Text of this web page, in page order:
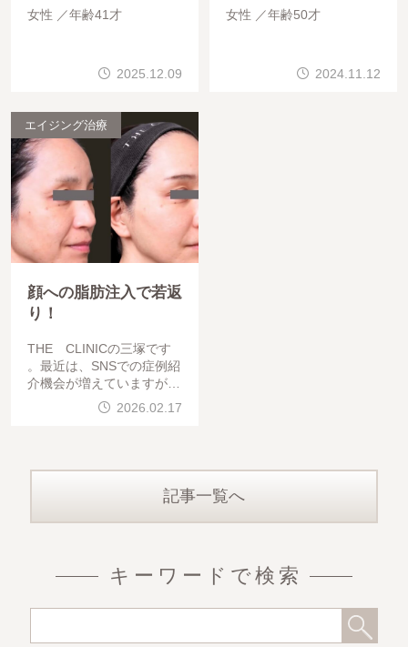
後
女性 年齢41才
2025.12.09
女性 年齢50才
2024.11.12
エイジング治療
顔への脂肪注入で若返
り！
THE CLINICの三塚です
。最近は、SNSでの症例紹
介機会が増えていますが、
今回は顔への脂肪注入症例
をまとめて紹介します。ど
が理由です。
2026.02.17
記事一覧へ
キーワードで検索